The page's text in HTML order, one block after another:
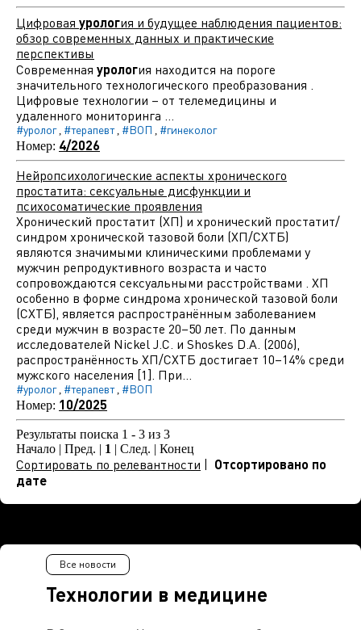
Цифровая урология и будущее наблюдения пациентов:
обзор современных данных и практические
перспективы
Современная урология находится на пороге
значительного технологического преобразования .
Цифровые технологии – от телемедицины и
удаленного мониторинга ...
#уролог, #терапевт, #ВОП , #гинеколог
Номер: 4/2026
Нейропсихологические аспекты хронического
простатита: сексуальные дисфункции и
психосоматические проявления
Хронический простатит (ХП) и хронический простатит/
синдром хронической тазовой боли (ХП/СХТБ)
являются значимыми клиническими проблемами у
мужчин репродуктивного возраста и часто
сопровождаются сексуальными расстройствами . ХП
особенно в форме синдрома хронической тазовой боли
(СХТБ), является распространённым заболеванием
среди мужчин в возрасте 20–50 лет. По данным
исследователей Nickel J.C. и Shoskes D.A. (2006),
распространённость ХП/СХТБ достигает 10–14% среди
мужского населения [1]. При...
#уролог, #терапевт, #ВОП
Номер: 10/2025
Результаты поиска 1 - 3 из 3
Начало | Пред. | 1 | След. | Конец
Сортировать по релевантности
Отсортировано по
дате
Технологии в медицине
Все новости